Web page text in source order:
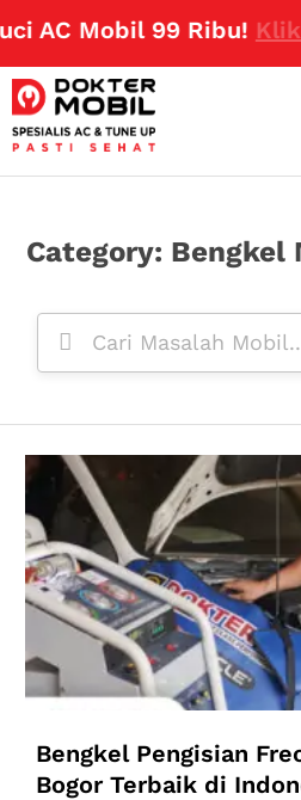
Mobil 99 Ribu! Klik Disini
Category: Bengkel
Bengkel Pengisian
Bogor Terbaik di